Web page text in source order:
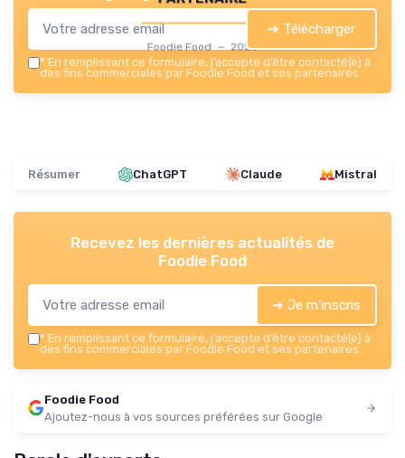
Foodie Food — 2026
➔ Télécharger
* En remplissant ce formulaire, j’accepte d’être contacté(e) à
des fins commerciales par Foodie Food et ses partenaires.
Résumer ChatGPT Claude Mistral
Recevez les dernières actualités de
Foodie Food
➔ Je m'inscris
* En remplissant ce formulaire, j’accepte d’être contacté(e) à
des fins commerciales par Foodie Food et ses partenaires.
Foodie Food
Ajoutez-nous à vos sources préférées sur Google